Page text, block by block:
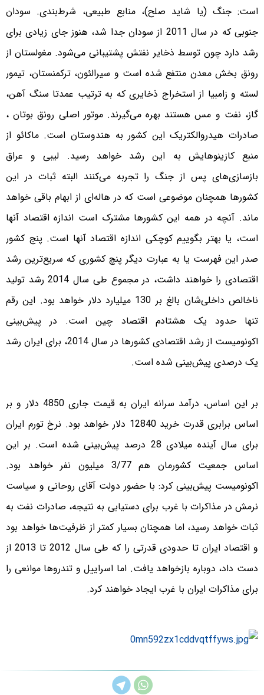
است: جنگ (یا شاید صلح)، منابع طبیعی، شرط‌بندی. سودان
جنوبی که در سال 2011 از سودان جدا شد، هنوز جای زیادی برای
رشد دارد چون توسط ذخایر نفتش پشتیبانی می‌شود. مغولستان از
رونق بخش معدن منتفع شده است و سیرالئون، ترکمنستان، تیمور
لسته و زامبیا از استخراج ذخایری که به ترتیب عمدتا سنگ آهن،
گاز، نفت و مس هستند بهره می‌گیرند. موتور اصلی رونق بوتان ،
صادرات هیدروالکتریک این کشور به هندوستان است. ماکائو از
منبع کازینوهایش به این رشد خواهد رسید. لیبی و عراق
بازسازی‌های پس از جنگ را تجربه می‌کنند البته ثبات در این
کشورها همچنان موضوعی است که در هاله‌ای از ابهام باقی خواهد
ماند. آنچه در همه این کشورها مشترک است اندازه اقتصاد آنها
است، یا بهتر بگوییم کوچکی اندازه اقتصاد آنها است. پنج کشور
صدر این فهرست یا به عبارت دیگر پنچ کشوری که سریع‌ترین رشد
اقتصادی را خواهند داشت، در مجموع طی سال 2014 رشد تولید
ناخالص داخلی‌شان بالغ بر 130 میلیارد دلار خواهد بود. این رقم
تنها حدود یک هشتادم اقتصاد چین است. در پیش‌بینی
اکونومیست از رشد اقتصادی کشورها در سال 2014، برای ایران رشد
یک درصدی پیش‌بینی شده است.
بر این اساس، درآمد سرانه ایران به قیمت جاری 4850 دلار و بر
اساس برابری قدرت خرید 12840 دلار خواهد بود. نرخ تورم ایران
برای سال آینده میلادی 28 درصد پیش‌بینی شده است. بر این
اساس جمعیت کشورمان هم 3/77 میلیون نفر خواهد بود.
اکونومیست پیش‌بینی کرد: با حضور دولت آقای روحانی و سیاست
نرمش در مذاکرات با غرب برای دستیابی به نتیجه، صادرات نفت به
ثبات خواهد رسید، اما همچنان بسیار کمتر از ظرفیت‌ها خواهد بود
و اقتصاد ایران تا حدودی قدرتی را که طی سال 2012 تا 2013 از
دست داد، دوباره بازخواهد یافت. اما اسراییل و تندروها موانعی را
برای مذاکرات ایران با غرب ایجاد خواهند کرد.